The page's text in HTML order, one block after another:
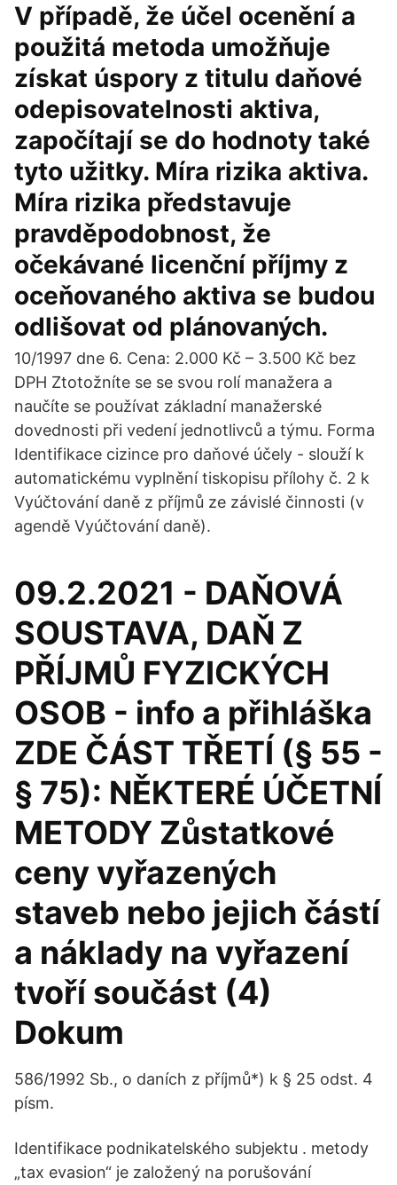
V případě, že účel ocenění a
použitá metoda umožňuje
získat úspory z titulu daňové
odepisovatelnosti aktiva,
započítají se do hodnoty také
tyto užitky. Míra rizika aktiva.
Míra rizika představuje
pravděpodobnost, že
očekávané licenční příjmy z
oceňovaného aktiva se budou
odlišovat od plánovaných.
10/1997 dne 6. Cena: 2.000 Kč – 3.500 Kč bez
DPH Ztotožníte se se svou rolí manažera a
naučíte se používat základní manažerské
dovednosti při vedení jednotlivců a týmu. Forma
Identifikace cizince pro daňové účely - slouží k
automatickému vyplnění tiskopisu přílohy č. 2 k
Vyúčtování daně z příjmů ze závislé činnosti (v
agendě Vyúčtování daně).
09.2.2021 - DAŇOVÁ
SOUSTAVA, DAŇ Z
PŘÍJMŮ FYZICKÝCH
OSOB - info a přihláška
ZDE ČÁST TŘETÍ (§ 55 -
§ 75): NĚKTERÉ ÚČETNÍ
METODY Zůstatkové
ceny vyřazených
staveb nebo jejich částí
a náklady na vyřazení
tvoří součást (4)
Dokum
586/1992 Sb., o daních z příjmů*) k § 25 odst. 4
písm.
Identifikace podnikatelského subjektu . metody
„tax evasion“ je založený na porušování